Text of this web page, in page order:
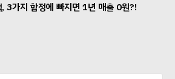
3가지 함정에 빠지면 1년 매출 0원?!